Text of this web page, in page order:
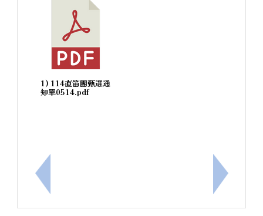
上一筆：國語日報社辦理「守住一個心願 從選擇開
1) 114直笛團甄選通
知單0514.pdf
下一筆：